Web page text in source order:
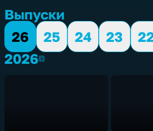
Выпуски
26
25 24 23
20262026